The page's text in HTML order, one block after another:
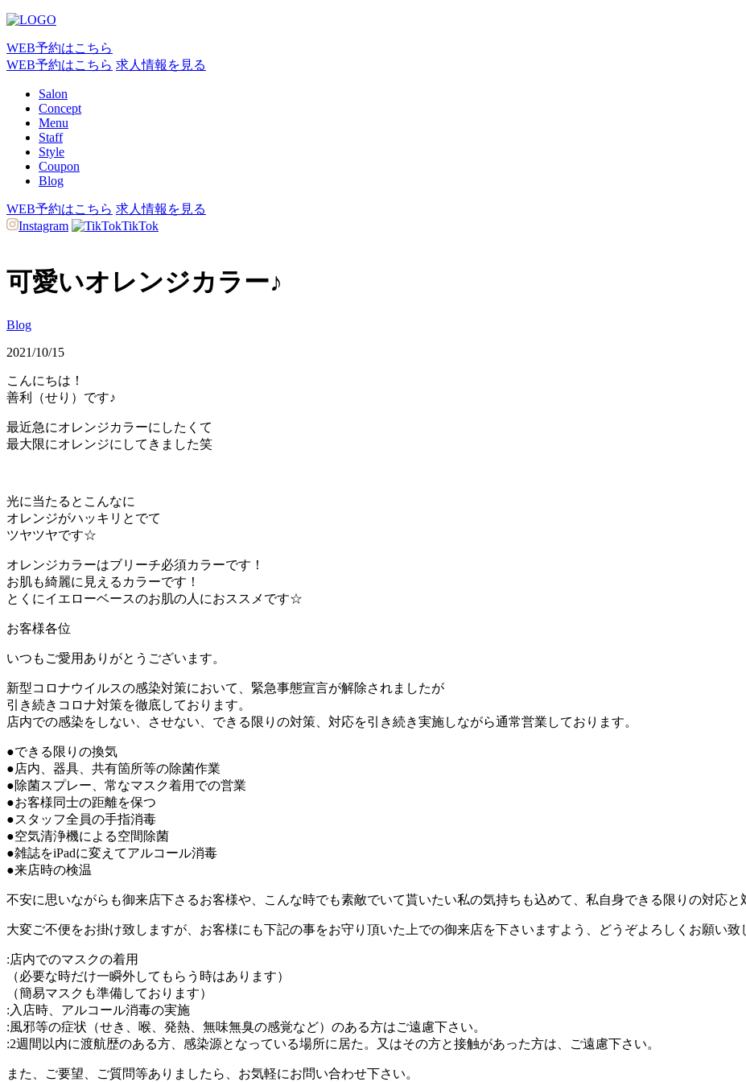
WEB予約はこちら
WEB予約はこちら 求人情報を見る
Salon
Concept
Menu
Staff
Style
Coupon
Blog
WEB予約はこちら 求人情報を見る
Instagram
TikTok
可愛いオレンジカラー♪
Blog
2021/10/15
こんにちは！
善利（せり）です♪
最近急にオレンジカラーにしたくて
最大限にオレンジにしてきました笑
光に当たるとこんなに
オレンジがハッキリとでて
ツヤツヤです☆
オレンジカラーはブリーチ必須カラーです！
お肌も綺麗に見えるカラーです！
とくにイエローベースのお肌の人におススメです☆
お客様各位
いつもご愛用ありがとうございます。
新型コロナウイルスの感染対策において、緊急事態宣言が解除されましたが
引き続きコロナ対策を徹底しております。
店内での感染をしない、させない、できる限りの対策、対応を引き続き実施しながら通常営業しております。
●できる限りの換気
●店内、器具、共有箇所等の除菌作業
●除菌スプレー、常なマスク着用での営業
●お客様同士の距離を保つ
●スタッフ全員の手指消毒
●空気清浄機による空間除菌
●雑誌をiPadに変えてアルコール消毒
●来店時の検温
不安に思いながらも御来店下さるお客様や、こんな時でも素敵でいて貰いたい私の気持ちも込めて、私自身できる限りの対応と
大変ご不便をお掛け致しますが、お客様にも下記の事をお守り頂いた上での御来店を下さいますよう、どうぞよろしくお願い致
:店内でのマスクの着用
（必要な時だけ一瞬外してもらう時はあります）
（簡易マスクも準備しております）
:入店時、アルコール消毒の実施
:風邪等の症状（せき、喉、発熱、無味無臭の感覚など）のある方はご遠慮下さい。
:2週間以内に渡航歴のある方、感染源となっている場所に居た。又はその方と接触があった方は、ご遠慮下さい。
また、ご要望、ご質問等ありましたら、お気軽にお問い合わせ下さい。